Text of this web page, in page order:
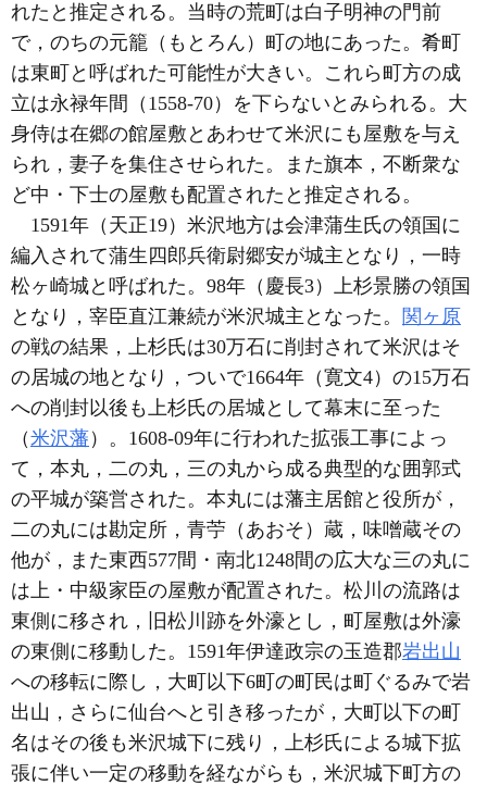
れたと推定される。当時の荒町は白子明神の門前
で，のちの元籠（もとろん）町の地にあった。肴町
は東町と呼ばれた可能性が大きい。これら町方の成
立は永禄年間（1558-70）を下らないとみられる。大
身侍は在郷の館屋敷とあわせて米沢にも屋敷を与え
られ，妻子を集住させられた。また旗本，不断衆な
ど中・下士の屋敷も配置されたと推定される。
1591年（天正19）米沢地方は会津蒲生氏の領国に
編入されて蒲生四郎兵衛尉郷安が城主となり，一時
松ヶ崎城と呼ばれた。98年（慶長3）上杉景勝の領国
となり，宰臣直江兼続が米沢城主となった。 関ヶ原
の戦の結果，上杉氏は30万石に削封されて米沢はそ
の居城の地となり，ついで1664年（寛文4）の15万石
への削封以後も上杉氏の居城として幕末に至った
（米沢藩）。1608-09年に行われた拡張工事によっ
て，本丸，二の丸，三の丸から成る典型的な囲郭式
の平城が築営された。本丸には藩主居館と役所が，
二の丸には勘定所，青苧（あおそ）蔵，味噌蔵その
他が，また東西577間・南北1248間の広大な三の丸に
は上・中級家臣の屋敷が配置された。松川の流路は
東側に移され，旧松川跡を外濠とし，町屋敷は外濠
の東側に移動した。1591年伊達政宗の玉造郡岩出山
への移転に際し，大町以下6町の町民は町ぐるみで岩
出山，さらに仙台へと引き移ったが，大町以下の町
名はその後も米沢城下に残り，上杉氏による城下拡
張に伴い一定の移動を経ながらも，米沢城下町方の